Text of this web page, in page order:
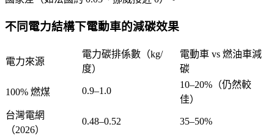
不同電力結構下電動車的減碳效果
電力來源
電力碳排係數（kg/
度）
電動車 vs 燃油車減
碳
100% 燃煤 0.9–1.0
10–20%（仍然較
佳）
台灣電網
（2026）
0.48–0.52 35–50%